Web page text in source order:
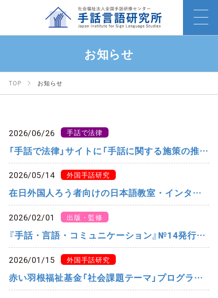
お知らせ
TOP お知らせ
2026/06/26 手話で法律
「手話で法律」サイトに「手話に関する施策の推進に関する法律」手話翻訳を掲載しました
2026/05/14 外国手話研究
在日外国人ろう者向けの日本語教室・インタビューを実施します
2026/02/01 出版・監修
『手話・言語・コミュニケーション』№14発行のご案内
2026/01/15 外国手話研究
赤い羽根福祉基金「社会課題テーマ」プログラム 外国にルーツがある人々への支援活動応援助成に採択されました